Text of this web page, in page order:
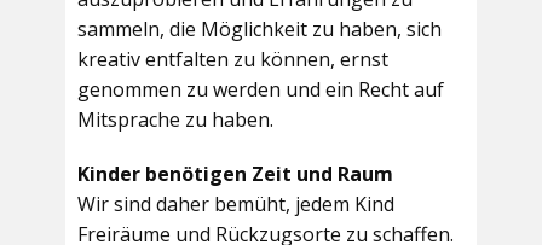
sammeln, die Möglichkeit zu haben, sich
kreativ entfalten zu können, ernst
genommen zu werden und ein Recht auf
Mitsprache zu haben.
Kinder benötigen Zeit und Raum
Wir sind daher bemüht, jedem Kind
Freiräume und Rückzugsorte zu schaffen.